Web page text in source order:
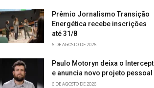
Prêmio Jornalismo Transição
Energética recebe inscrições
até 31/8
6 DE AGOSTO DE 2026
Paulo Motoryn deixa o Intercept
e anuncia novo projeto pessoal
6 DE AGOSTO DE 2026